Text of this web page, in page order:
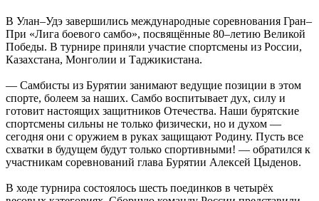
В Улан–Удэ завершились международные соревнования Гран–
При «Лига боевого самбо», посвящённые 80–летию Великой
Победы. В турнире приняли участие спортсмены из России,
Казахстана, Монголии и Таджикистана.
— Самбисты из Бурятии занимают ведущие позиции в этом
спорте, болеем за наших. Самбо воспитывает дух, силу и
готовит настоящих защитников Отечества. Наши бурятские
спортсмены сильны не только физически, но и духом —
сегодня они с оружием в руках защищают Родину. Пусть все
схватки в будущем будут только спортивными! — обратился к
участникам соревнований глава Бурятии Алексей Цыденов.
В ходе турнира состоялось шесть поединков в четырёх